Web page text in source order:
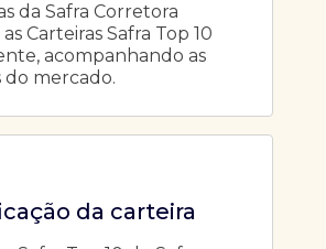
da Safra Corretora
Carteiras Safra Top 10
acompanhando as
do mercado.
da carteira